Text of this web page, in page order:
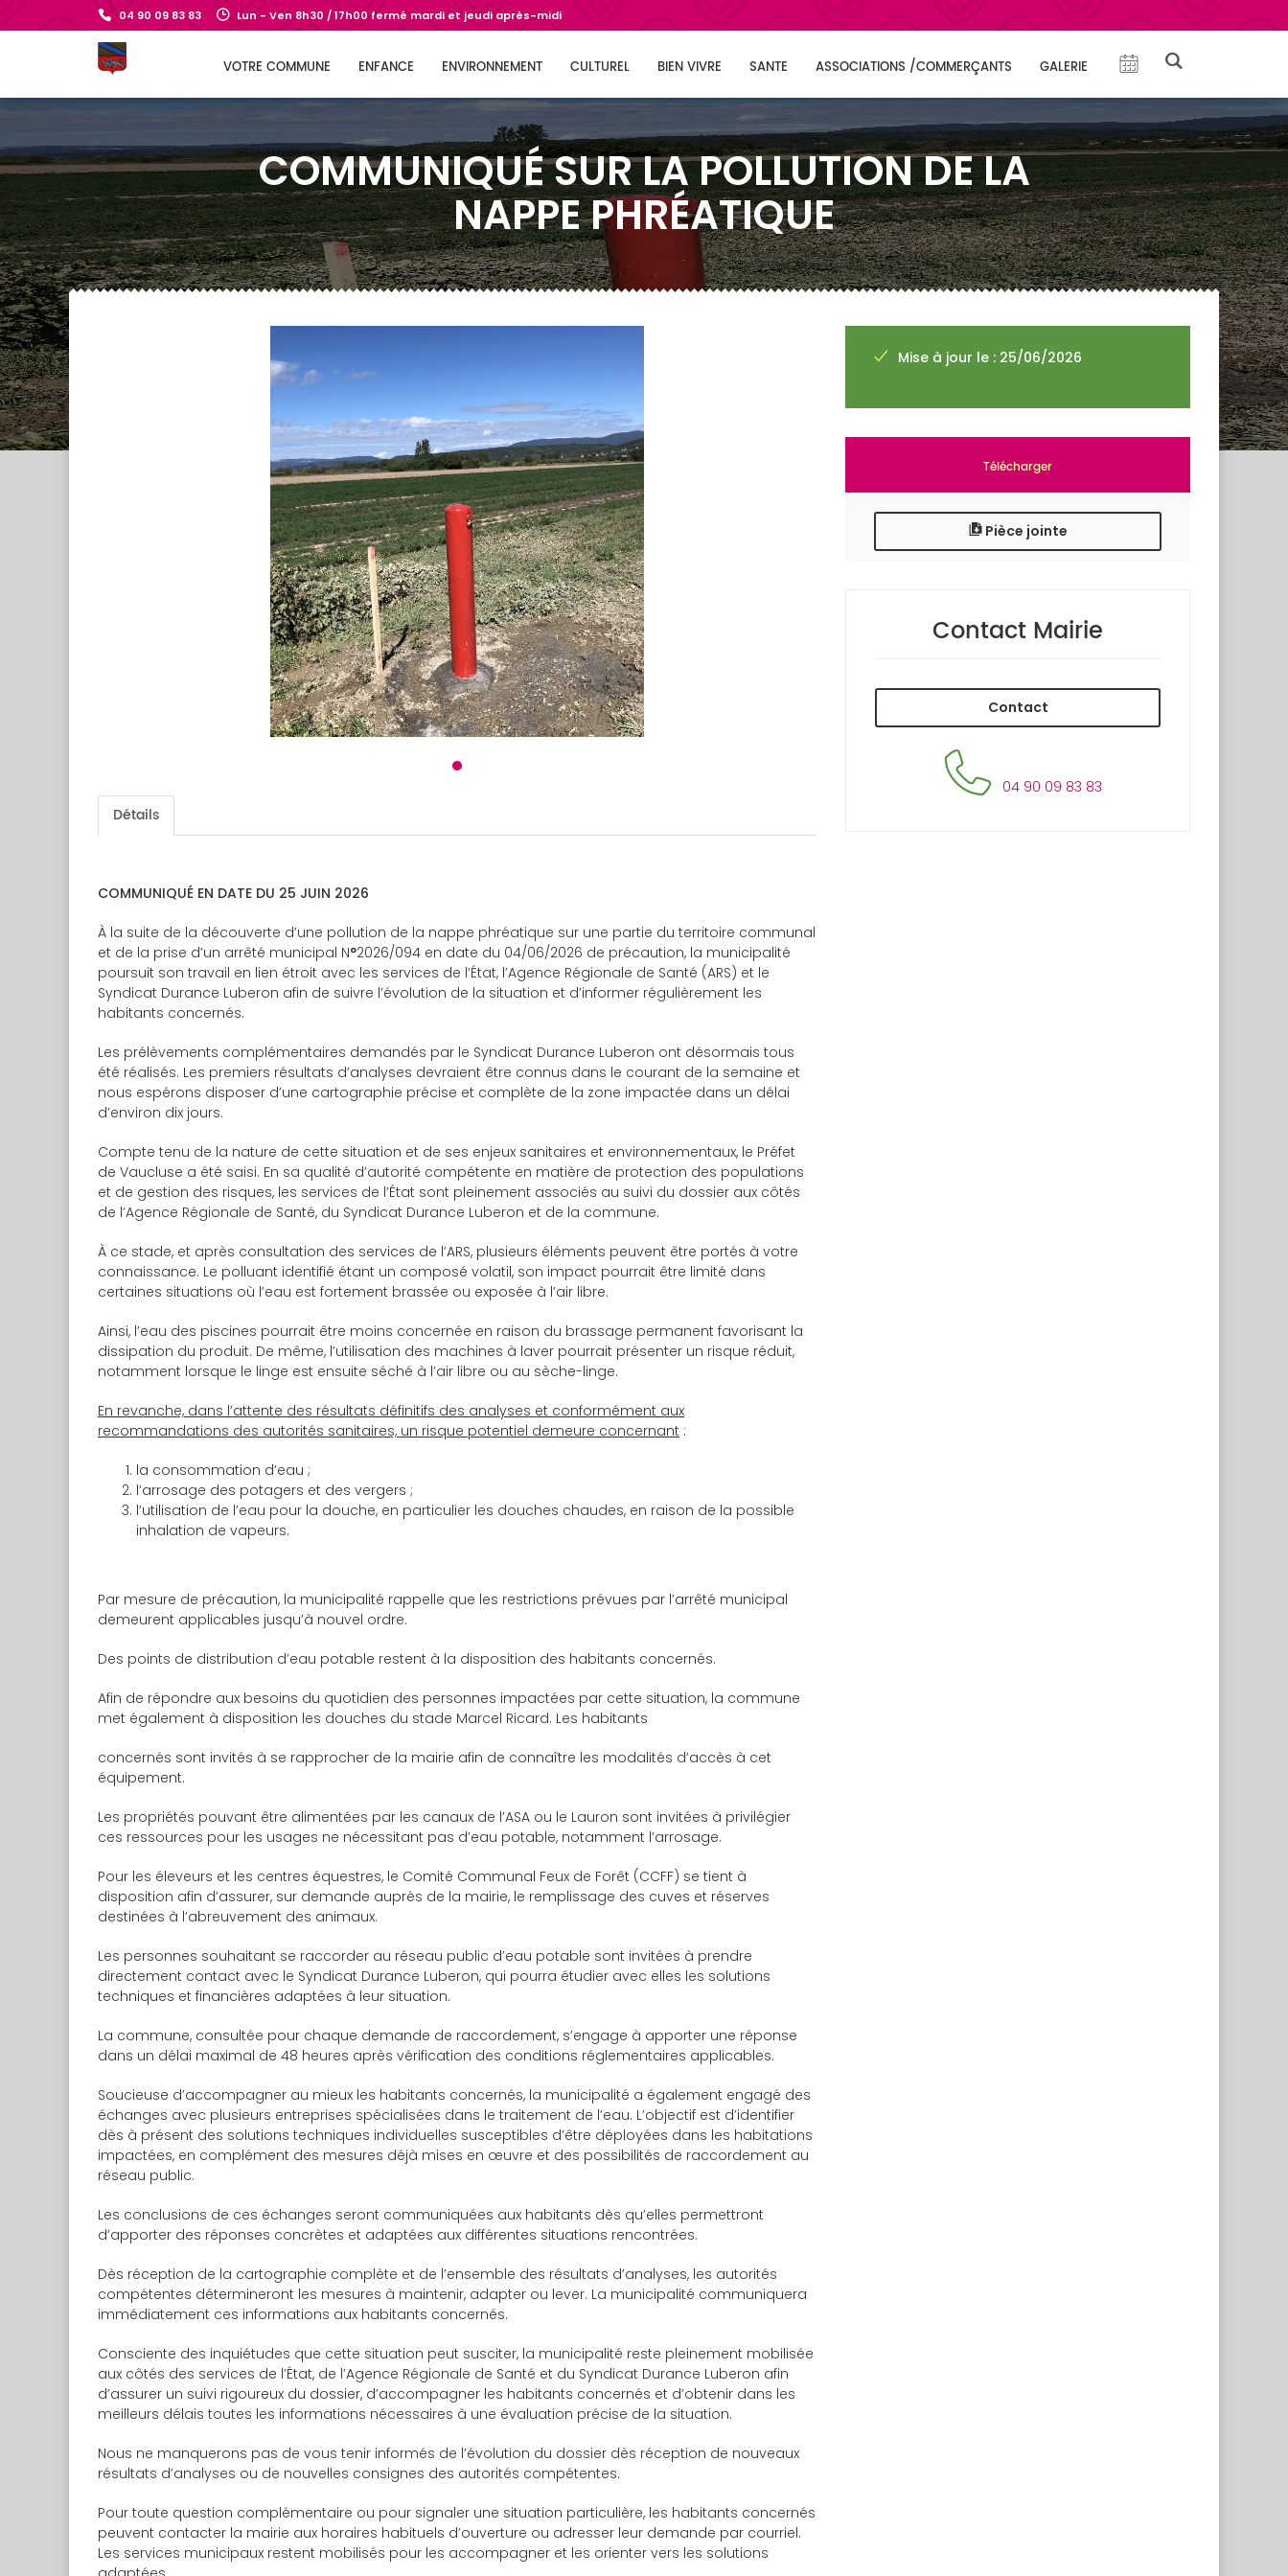
04 90 09 83 83 Lun - Ven 8h30 / 17h00 fermé mardi et jeudi après-midi
VOTRE COMMUNE ENFANCE ENVIRONNEMENT CULTUREL BIEN VIVRE SANTE ASSOCIATIONS /COMMERÇANTS GALERIE
COMMUNIQUÉ SUR LA POLLUTION DE LA
NAPPE PHRÉATIQUE
Détails
COMMUNIQUÉ EN DATE DU 25 JUIN 2026
À la suite de la découverte d’une pollution de la nappe phréatique sur une partie du territoire communal
et de la prise d’un arrêté municipal N°2026/094 en date du 04/06/2026 de précaution, la municipalité
poursuit son travail en lien étroit avec les services de l’État, l’Agence Régionale de Santé (ARS) et le
Syndicat Durance Luberon afin de suivre l’évolution de la situation et d’informer régulièrement les
habitants concernés.
Les prélèvements complémentaires demandés par le Syndicat Durance Luberon ont désormais tous
été réalisés. Les premiers résultats d’analyses devraient être connus dans le courant de la semaine et
nous espérons disposer d’une cartographie précise et complète de la zone impactée dans un délai
d’environ dix jours.
Compte tenu de la nature de cette situation et de ses enjeux sanitaires et environnementaux, le Préfet
de Vaucluse a été saisi. En sa qualité d’autorité compétente en matière de protection des populations
et de gestion des risques, les services de l’État sont pleinement associés au suivi du dossier aux côtés
de l’Agence Régionale de Santé, du Syndicat Durance Luberon et de la commune.
À ce stade, et après consultation des services de l’ARS, plusieurs éléments peuvent être portés à votre
connaissance. Le polluant identifié étant un composé volatil, son impact pourrait être limité dans
certaines situations où l’eau est fortement brassée ou exposée à l’air libre.
Ainsi, l’eau des piscines pourrait être moins concernée en raison du brassage permanent favorisant la
dissipation du produit. De même, l’utilisation des machines à laver pourrait présenter un risque réduit,
notamment lorsque le linge est ensuite séché à l’air libre ou au sèche-linge.
En revanche, dans l’attente des résultats définitifs des analyses et conformément aux
recommandations des autorités sanitaires, un risque potentiel demeure concernant :
la consommation d’eau ;
l’arrosage des potagers et des vergers ;
l’utilisation de l’eau pour la douche, en particulier les douches chaudes, en raison de la possible
inhalation de vapeurs.
Par mesure de précaution, la municipalité rappelle que les restrictions prévues par l’arrêté municipal
demeurent applicables jusqu’à nouvel ordre.
Des points de distribution d’eau potable restent à la disposition des habitants concernés.
Afin de répondre aux besoins du quotidien des personnes impactées par cette situation, la commune
met également à disposition les douches du stade Marcel Ricard. Les habitants
concernés sont invités à se rapprocher de la mairie afin de connaître les modalités d’accès à cet
équipement.
Les propriétés pouvant être alimentées par les canaux de l’ASA ou le Lauron sont invitées à privilégier
ces ressources pour les usages ne nécessitant pas d’eau potable, notamment l’arrosage.
Pour les éleveurs et les centres équestres, le Comité Communal Feux de Forêt (CCFF) se tient à
disposition afin d’assurer, sur demande auprès de la mairie, le remplissage des cuves et réserves
destinées à l’abreuvement des animaux.
Les personnes souhaitant se raccorder au réseau public d’eau potable sont invitées à prendre
directement contact avec le Syndicat Durance Luberon, qui pourra étudier avec elles les solutions
techniques et financières adaptées à leur situation.
La commune, consultée pour chaque demande de raccordement, s’engage à apporter une réponse
dans un délai maximal de 48 heures après vérification des conditions réglementaires applicables.
Soucieuse d’accompagner au mieux les habitants concernés, la municipalité a également engagé des
échanges avec plusieurs entreprises spécialisées dans le traitement de l’eau. L’objectif est d’identifier
dès à présent des solutions techniques individuelles susceptibles d’être déployées dans les habitations
impactées, en complément des mesures déjà mises en œuvre et des possibilités de raccordement au
réseau public.
Les conclusions de ces échanges seront communiquées aux habitants dès qu’elles permettront
d’apporter des réponses concrètes et adaptées aux différentes situations rencontrées.
Dès réception de la cartographie complète et de l’ensemble des résultats d’analyses, les autorités
compétentes détermineront les mesures à maintenir, adapter ou lever. La municipalité communiquera
immédiatement ces informations aux habitants concernés.
Consciente des inquiétudes que cette situation peut susciter, la municipalité reste pleinement mobilisée
aux côtés des services de l’État, de l’Agence Régionale de Santé et du Syndicat Durance Luberon afin
d’assurer un suivi rigoureux du dossier, d’accompagner les habitants concernés et d’obtenir dans les
meilleurs délais toutes les informations nécessaires à une évaluation précise de la situation.
Nous ne manquerons pas de vous tenir informés de l’évolution du dossier dès réception de nouveaux
résultats d’analyses ou de nouvelles consignes des autorités compétentes.
Pour toute question complémentaire ou pour signaler une situation particulière, les habitants concernés
peuvent contacter la mairie aux horaires habituels d’ouverture ou adresser leur demande par courriel.
Les services municipaux restent mobilisés pour les accompagner et les orienter vers les solutions
Mise à jour le : 25/06/2026
Télécharger
Pièce jointe
Contact Mairie
Contact
04 90 09 83 83